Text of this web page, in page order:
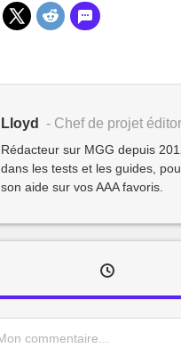
Lloyd - Chef de projet
Rédacteur sur MGG depuis
dans les tests et les guides,
son aide sur vos AAA favoris.